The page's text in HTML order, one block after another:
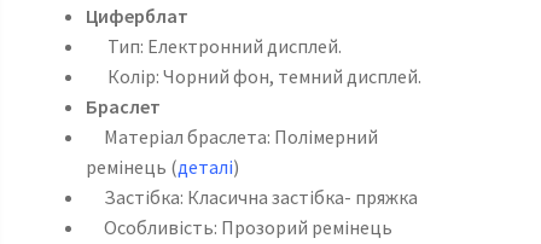
Циферблат
Тип: Електронний дисплей.
Колір: Чорний фон, темний дисплей.
Браслет
Матеріал браслета: Полімерний
ремінець (деталі)
Застібка: Класична застібка- пряжка
Особливість: Прозорий ремінець